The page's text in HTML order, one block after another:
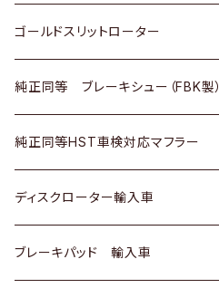
三菱ふそう
ＢＭＷ
三菱ふそう
その他
スバル
マツダ
三菱
スバル
三菱
ダイハツ
マツダ
三菱
スバル
日産
いすゞ
ダイハツ
マツダ
三菱
スズキ
日産
ダイハツ
マツダ
三菱
ホンダ
日産
いすゞ
ダイハツ
マツダ
トヨタ
ホンダ
スズキ
日産
ダイハツ
ゴールドスリットローター
トヨタ
ホンダ
スズキ
日産
純正同等 ブレーキシュー（FBK製）
ホンダ
スズキ
日産
純正同等HST車検対応マフラー
トヨタ
ホンダ
ディスクローター輸入車
ＡＵＤＩ
ブレーキパッド 輸入車